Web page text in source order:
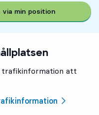
min position
trafikinformation att